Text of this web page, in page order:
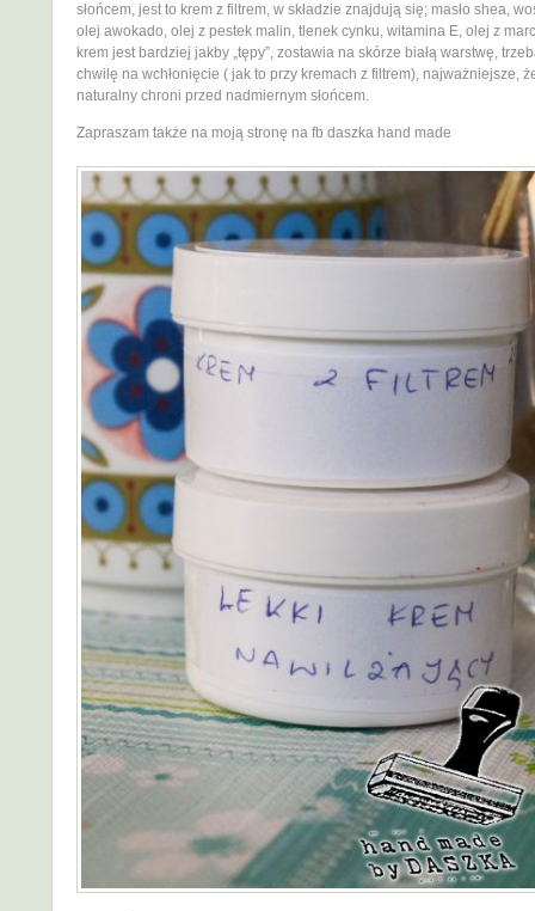
słońcem, jest to krem z filtrem, w składzie znajdują się; masło shea,
olej awokado, olej z pestek malin, tlenek cynku, witamina E, olej z
krem jest bardziej jakby „tępy”, zostawia na skórze białą warstwę,
chwilę na wchłonięcie ( jak to przy kremach z filtrem), najważniejsze,
naturalny chroni przed nadmiernym słońcem.
Zapraszam także na moją stronę na fb daszka hand made